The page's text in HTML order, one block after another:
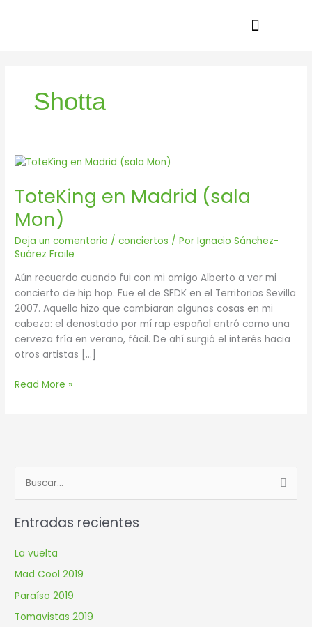
Shotta
ToteKing en Madrid (sala
Mon)
Deja un comentario /conciertos / PorIgnacio Sánchez-
Suárez Fraile
Aún recuerdo cuando fui con mi amigo Alberto a ver mi
concierto de hip hop. Fue el de SFDK en el Territorios Sevilla
2007. Aquello hizo que cambiaran algunas cosas en mi
cabeza: el denostado por mí rap español entró como una
cerveza fría en verano, fácil. De ahí surgió el interés hacia
otros artistas […]
ToteKing
Madrid
(sala
Mon)
Read More »
u
s
a
r
p
o
Entradas recientes
La vuelta
Mad Cool 2019
Paraíso 2019
Tomavistas 2019